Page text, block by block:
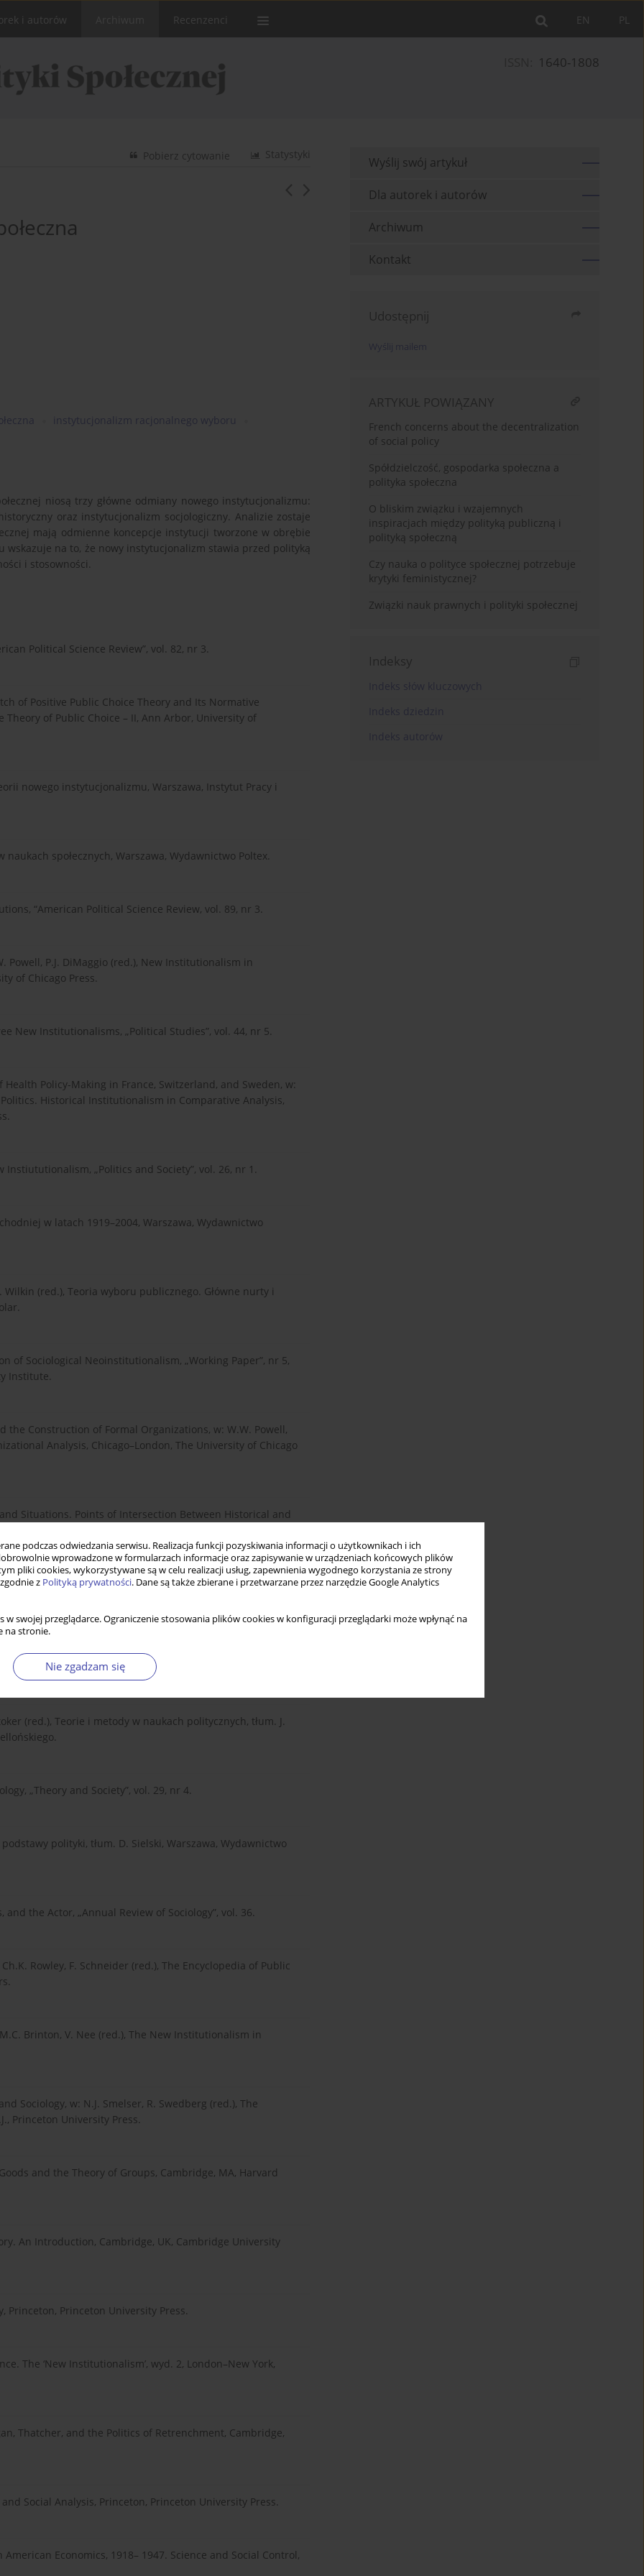
podczas odwiedzania serwisu. Realizacja funkcji pozyskiwania informacji o użytkownikach i ich
wprowadzone w formularzach informacje oraz zapisywanie w urządzeniach końcowych plików
pliki cookies, wykorzystywane są w celu realizacji usług, zapewnienia wygodnego korzystania ze strony
z Polityką prywatności. Dane są także zbierane i przetwarzane przez narzędzie Google Analytics
w swojej przeglądarce. Ograniczenie stosowania plików cookies w konfiguracji przeglądarki może wpłynąć na
na stronie.
Nie zgadzam się
PL
EN
i autorów Recenzenci
1640-1808
Statystyki
Pobierz cytowanie
instytucjonalizm racjonalnego wyboru
niosą trzy główne odmiany nowego instytucjonalizmu:
oraz instytucjonalizm socjologiczny. Analizie zostaje
mają odmienne koncepcje instytucji tworzone w obrębie
na to, że nowy instytucjonalizm stawia przed polityką
i stosowności.
Political Science Review”, vol. 82, nr 3.
of Positive Public Choice Theory and Its Normative
Theory of Public Choice – II, Ann Arbor, University of
nowego instytucjonalizmu, Warszawa, Instytut Pracy i
społecznych, Warszawa, Wydawnictwo Poltex.
“American Political Science Review, vol. 89, nr 3.
Powell, P.J. DiMaggio (red.), New Institutionalism in
of Chicago Press.
New Institutionalisms, „Political Studies”, vol. 44, nr 5.
Health Policy-Making in France, Switzerland, and Sweden, w:
Historical Institutionalism in Comparative Analysis,
„Politics and Society”, vol. 26, nr 1.
w latach 1919–2004, Warszawa, Wydawnictwo
Wilkin (red.), Teoria wyboru publicznego. Główne nurty i
of Sociological Neoinstitutionalism, „Working Paper”, nr 5,
Institute.
the Construction of Formal Organizations, w: W.W. Powell,
Analysis, Chicago–London, The University of Chicago
Situations. Points of Intersection Between Historical and
Foundation.
w: G. Lissowski (red.), Elementy teorii wyboru
P.D. Straffi n, Teoria gier, tłum. J. Haman, Warszawa,
(red.), Teorie i metody w naukach politycznych, tłum. J.
„Theory and Society”, vol. 29, nr 4.
polityki, tłum. D. Sielski, Warszawa, Wydawnictwo
the Actor, „Annual Review of Sociology”, vol. 36.
Rowley, F. Schneider (red.), The Encyclopedia of Public
Brinton, V. Nee (red.), The New Institutionalism in
Sociology, w: N.J. Smelser, R. Swedberg (red.), The
Princeton University Press.
and the Theory of Groups, Cambridge, MA, Harvard
An Introduction, Cambridge, UK, Cambridge University
Princeton, Princeton University Press.
The ‘New Institutionalism’, wyd. 2, London–New York,
Thatcher, and the Politics of Retrenchment, Cambridge,
Social Analysis, Princeton, Princeton University Press.
Economics, 1918– 1947. Science and Social Control,
Wyślij swój artykuł
Dla autorek i autorów
Archiwum
Kontakt
Udostępnij
Wyślij mailem
ARTYKUŁ POWIĄZANY
French concerns about the decentralization
of social policy
Spółdzielczość, gospodarka społeczna a
polityka społeczna
O bliskim związku i wzajemnych
inspiracjach między polityką publiczną i
polityką społeczną
Czy nauka o polityce społecznej potrzebuje
krytyki feministycznej?
Związki nauk prawnych i polityki społecznej
Indeksy
Indeks słów kluczowych
Indeks dziedzin
Indeks autorów